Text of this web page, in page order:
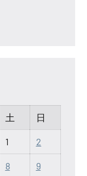
土 日
1 2
8 9